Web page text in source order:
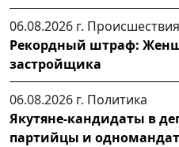
06.08.2026 г. Происшествия
Рекордный штраф:
застройщика
06.08.2026 г. Политика
Якутяне-кандидаты в
партийцы и